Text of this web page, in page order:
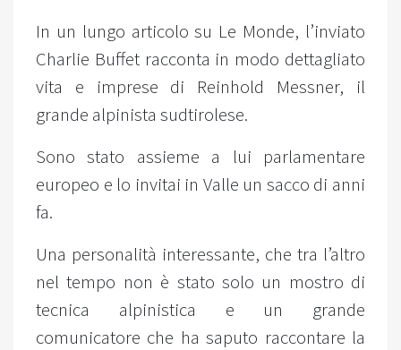
In un lungo articolo su Le Monde, l’inviato
Charlie Buffet racconta in modo dettagliato
vita e imprese di Reinhold Messner, il
grande alpinista sudtirolese.
Sono stato assieme a lui parlamentare
europeo e lo invitai in Valle un sacco di anni
fa.
Una personalità interessante, che tra l’altro
nel tempo non è stato solo un mostro di
tecnica alpinistica e un grande
comunicatore che ha saputo raccontare la